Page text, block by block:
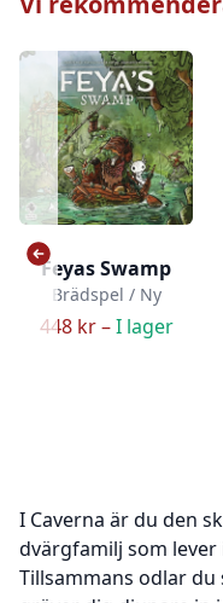
Feyas Swamp
Brädspel / Ny
448 kr –I lager
I Caverna är du den
dvärgfamilj som
Tillsammans odlar